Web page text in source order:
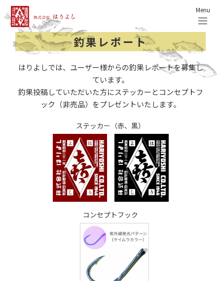
Menu
釣果レポート
はりよしでは、ユーザー様からの釣果レポートを募集し
ています。
釣果投稿していただいた方にステッカーとコンセプトフ
ック（非売品）をプレゼントいたします。
ステッカー（赤、黒）
コンセプトフック